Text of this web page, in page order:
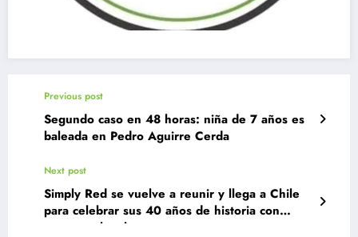
Previous post
Segundo caso en 48 horas: niña de 7 años es
baleada en Pedro Aguirre Cerda
Next post
Simply Red se vuelve a reunir y llega a Chile
para celebrar sus 40 años de historia con
espectacular show